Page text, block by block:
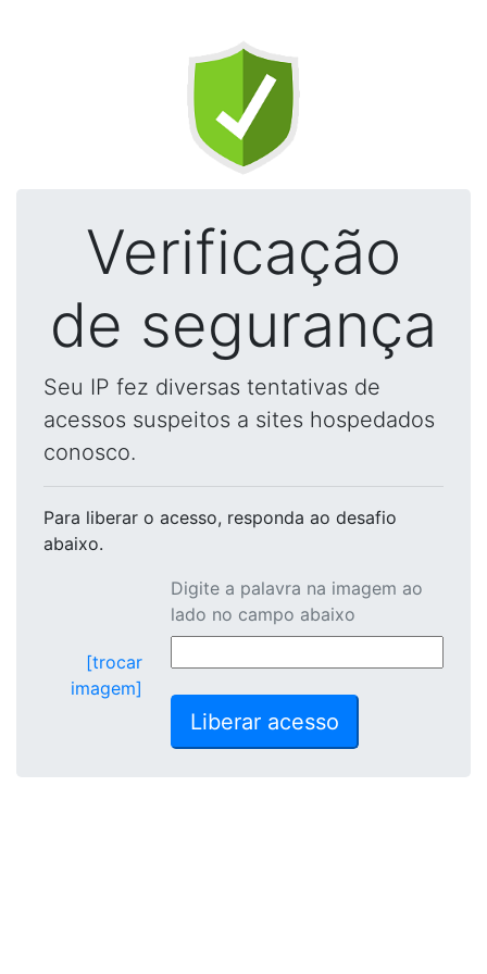
Verificação
de segurança
Seu IP fez diversas tentativas de
acessos suspeitos a sites hospedados
conosco.
Para liberar o acesso, responda ao desafio
abaixo.
[trocar
imagem]
Digite a palavra na imagem ao
lado no campo abaixo